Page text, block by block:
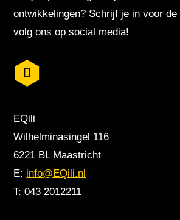
ontwikkelingen? Schrijf je in voor
volg ons op social media!
EQili
Wilhelminasingel 116
6221 BL Maastricht
E: info@EQili.nl
T: 043 2012211